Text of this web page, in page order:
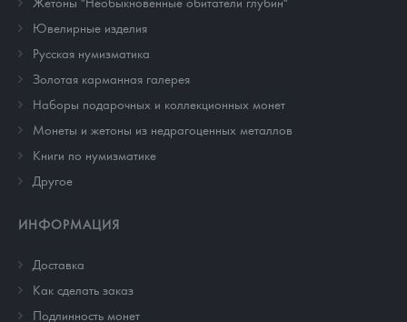
Ювелирные изделия
Русская нумизматика
Золотая карманная галерея
Наборы подарочных и коллекционных монет
Монеты и жетоны из недрагоценных металлов
Книги по нумизматике
Другое
ИНФОРМАЦИЯ
Доставка
Как сделать заказ
Подлинность монет